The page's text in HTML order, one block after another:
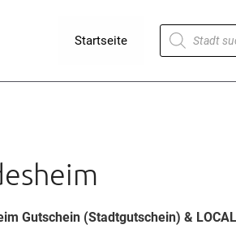
Startseite
Products
search
Gutschein (Stadtgutschein) &